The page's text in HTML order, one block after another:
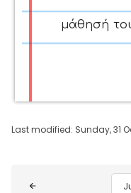
μάθησή
Last modified: Sunday, 31